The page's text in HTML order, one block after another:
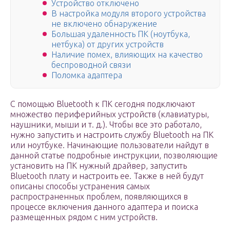
Устройство отключено
В настройка модуля второго устройства
не включено обнаружение
Большая удаленность ПК (ноутбука,
нетбука) от других устройств
Наличие помех, влияющих на качество
беспроводной связи
Поломка адаптера
С помощью Bluetooth к ПК сегодня подключают
множество периферийных устройств (клавиатуры,
наушники, мыши и т. д.). Чтобы все это работало,
нужно запустить и настроить службу Bluetooth на ПК
или ноутбуке. Начинающие пользователи найдут в
данной статье подробные инструкции, позволяющие
установить на ПК нужный драйвер, запустить
Bluetooth плату и настроить ее. Также в ней будут
описаны способы устранения самых
распространенных проблем, появляющихся в
процессе включения данного адаптера и поиска
размещенных рядом с ним устройств.